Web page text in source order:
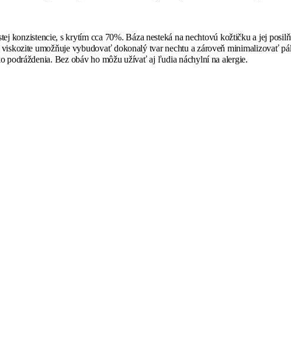
konzistencie, s krytím cca 70%. Báza nesteká na nechtovú kožtičku a jej
umožňuje vybudovať dokonalý tvar nechtu a zároveň minimalizovať
Bez obáv ho môžu užívať aj ľudia náchylní na alergie.